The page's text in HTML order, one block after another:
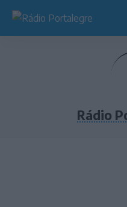
Rádio